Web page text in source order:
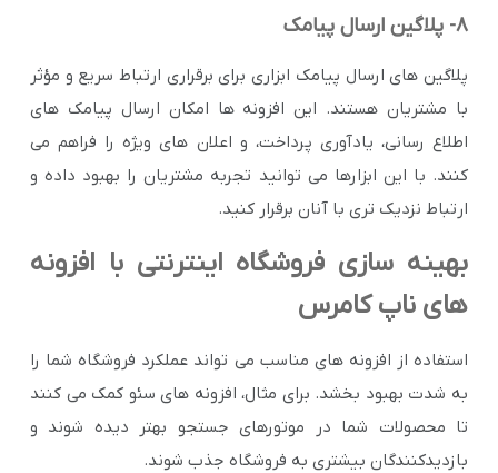
8- پلاگین ارسال پیامک
پلاگین های ارسال پیامک ابزاری برای برقراری ارتباط سریع و مؤثر
با مشتریان هستند. این افزونه ها امکان ارسال پیامک های
اطلاع رسانی، یادآوری پرداخت، و اعلان های ویژه را فراهم می
کنند. با این ابزارها می توانید تجربه مشتریان را بهبود داده و
ارتباط نزدیک تری با آنان برقرار کنید.
بهینه سازی فروشگاه اینترنتی با افزونه
های ناپ کامرس
استفاده از افزونه های مناسب می تواند عملکرد فروشگاه شما را
به شدت بهبود بخشد. برای مثال، افزونه های سئو کمک می کنند
تا محصولات شما در موتورهای جستجو بهتر دیده شوند و
بازدیدکنندگان بیشتری به فروشگاه جذب شوند.